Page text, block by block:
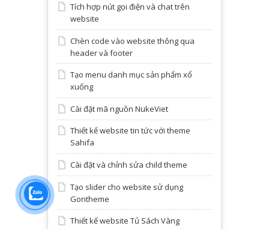
Tích hợp nút gọi điện và chat trên
website
Chèn code vào website thông qua
header và footer
Tạo menu danh mục sản phẩm xổ
xuống
Cài đặt mã nguồn NukeViet
Thiết kế website tin tức với theme
Sahifa
Cài đặt và chỉnh sửa child theme
Tạo slider cho website sử dụng
Gontheme
Thiết kế website Tủ Sách Vàng